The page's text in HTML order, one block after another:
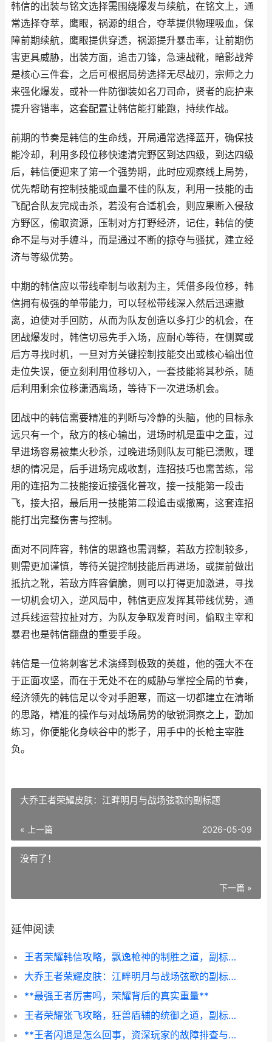
韩信的出装与铭文选择需围绕爆发与续航，在铭文上，通
常选择夺萃，鹰眼，祸源的组合，夺萃提供物理吸血，保
障前期续航，鹰眼提供穿透，祸源提升暴击率，让前期伤
害更具威胁，出装方面，追击刀锋，急速战靴，暗影战斧
是核心三件套，之后可根据局势选择无尽战刃，宗师之力
来强化爆发，或补一件防御装如名刀司命，贤者的庇护来
提升容错率，这套配置让韩信能打能跑，持续作战。
前期的节奏是韩信的生命线，开局通常选择蓝开，确保技
能冷却，利用多段位移快速清完野区到达四级，到达四级
后，韩信便迎来了第一个强势期，此时应观察线上局势，
优先帮助有控制技能或血量不佳的队友，利用一技能的击
飞配合队友完成击杀，若没有合适机会，则应果断入侵敌
方野区，偷取资源，压制对方打野经济，记住，韩信的使
命不是与对手缠斗，而是通过不断的掠夺与骚扰，建立经
济与等级优势。
中期的韩信应以带线牵制与收割为主，凭借多段位移，韩
信拥有极强的单带能力，可以轻松带线深入然后迅速撤
离，迫使对手回防，从而为队友创造以多打少的机会，在
团战爆发时，韩信切忌先手入场，应耐心等待，在侧翼或
后方寻找时机，一旦对方关键控制技能交出或核心输出位
走位失误，便立刻利用位移切入，一套技能将其秒杀，随
后利用剩余位移潇洒离场，等待下一次进场机会。
团战中的韩信需要精准的判断与冷静的头脑，他的目标永
远只有一个，敌方的核心输出，进场时机是重中之重，过
早进场容易被集火秒杀，过晚进场则队友可能已溃败，理
想的情况是，后手进场完成收割，连招技巧也需苦练，常
用的连招为二技能接近接强化普攻，接一技能第一段击
飞，接大招，最后用一技能第二段追击或撤离，这套连招
能打出完整伤害与控制。
面对不同阵容，韩信的思路也需调整，若敌方控制较多，
则需更加谨慎，等待关键控制技能后再进场，或提前做出
抵抗之靴，若敌方阵容偏脆，则可以打得更加激进，寻找
一切机会切入，逆风局中，韩信更应发挥其带线优势，通
过兵线运营拉扯对方，为队友争取发育时间，偷取主宰和
暴君也是韩信翻盘的重要手段。
韩信是一位将刺客艺术演绎到极致的英雄，他的强大不在
于正面攻坚，而在于无处不在的威胁与掌控全局的节奏，
经济领先的韩信足以令对手胆寒，而这一切都建立在清晰
的思路，精准的操作与对战场局势的敏锐洞察之上，勤加
练习，你便能化身峡谷中的影子，用手中的长枪主宰胜
负。
大乔王者荣耀皮肤：江畔明月与战场弦歌的副标题
« 上一篇 2026-05-09
没有了！
下一篇 »
延伸阅读
王者荣耀韩信攻略，飘逸枪神的制胜之道，副标题，纵横野区的节奏艺术
大乔王者荣耀皮肤：江畔明月与战场弦歌的副标题
**最强王者厉害吗，荣耀背后的真实重量**
王者荣耀张飞攻略，狂兽盾辅的统御之道，副标题为守护与怒吼的战场艺术
**王者闪退是怎么回事，资深玩家的故障排查与解决指南**